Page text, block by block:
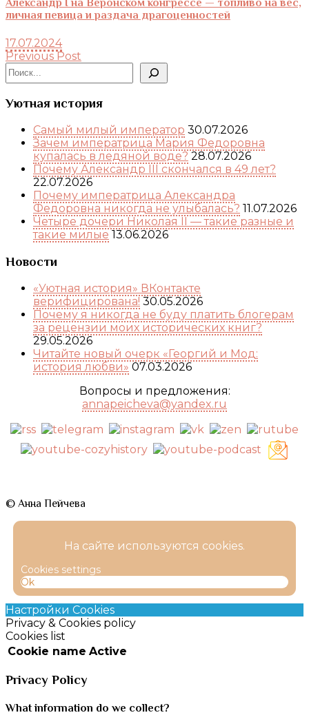
Александр I на Веронском конгрессе — топливо на вес,
личная певица и раздача драгоценностей
17.07.2024
Previous Post
Поиск
Уютная история
Самый милый император 30.07.2026
Зачем императрица Мария Федоровна
купалась в ледяной воде? 28.07.2026
Почему Александр III скончался в 49 лет?
22.07.2026
Почему императрица Александра
Федоровна никогда не улыбалась? 11.07.2026
Четыре дочери Николая II — такие разные и
такие милые 13.06.2026
Новости
«Уютная история» ВКонтакте
верифицирована! 30.05.2026
Почему я никогда не буду платить блогерам
за рецензии моих исторических книг?
29.05.2026
Читайте новый очерк «Георгий и Мод:
история любви» 07.03.2026
Вопросы и предложения:
annapeicheva@yandex.ru
© Анна Пейчева
На сайте используются cookies.
Cookies settings
Ok
Настройки Cookies
Privacy & Cookies policy
Cookies list
Cookie name Active
Privacy Policy
What information do we collect?